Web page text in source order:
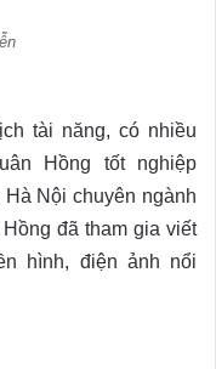
tài năng, có nhiều
Hồng tốt nghiệp
Nội chuyên ngành
đã tham gia viết
hình, điện ảnh nổi